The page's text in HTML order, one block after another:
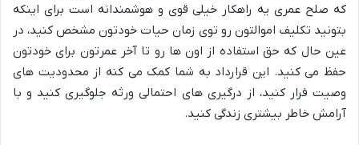
که صلح عمری یه راهکار خیلی قوی و هوشمندانه است برای اینکه
بتونید تکلیف اموالتون رو توی زمان حیات خودتون مشخص کنید، در
عین حال که حق استفاده از اون ها رو تا آخر عمرتون برای خودتون
حفظ می کنید. این قرارداد به شما کمک می کنه از محدودیت های
وصیت فرار کنید، از درگیری های احتمالی ورثه جلوگیری کنید و با
آرامش خاطر بیشتری زندگی کنید.